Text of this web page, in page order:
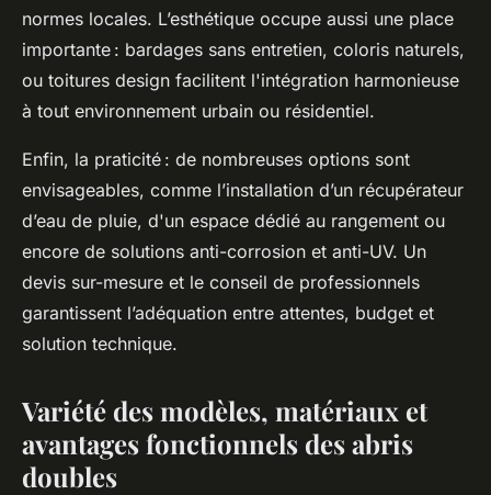
normes locales. L’esthétique occupe aussi une place
importante : bardages sans entretien, coloris naturels,
ou toitures design facilitent l'intégration harmonieuse
à tout environnement urbain ou résidentiel.
Enfin, la praticité : de nombreuses options sont
envisageables, comme l’installation d’un récupérateur
d’eau de pluie, d'un espace dédié au rangement ou
encore de solutions anti-corrosion et anti-UV. Un
devis sur-mesure et le conseil de professionnels
garantissent l’adéquation entre attentes, budget et
solution technique.
Variété des modèles, matériaux et
avantages fonctionnels des abris
doubles